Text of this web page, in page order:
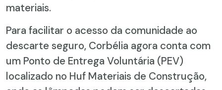
materiais.
Para facilitar o acesso da comunidade ao
descarte seguro, Corbélia agora conta com
um Ponto de Entrega Voluntária (PEV)
localizado no Huf Materiais de Construção,